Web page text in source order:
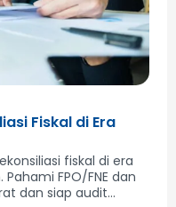
Fiskal di Era
fiskal di era
FPO/FNE dan
dan siap audit...